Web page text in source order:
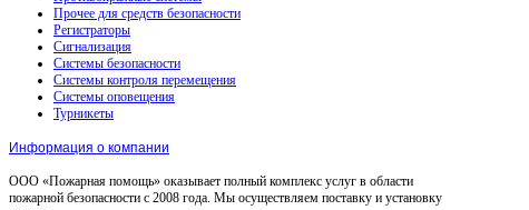
Прочее для средств безопасности
Регистраторы
Сигнализация
Системы безопасности
Системы контроля перемещения
Системы оповещения
Турникеты
Информация о компании
ООО «Пожарная помощь» оказывает полный комплекс услуг в области
пожарной безопасности с 2008 года. Мы осуществляем поставку и установку